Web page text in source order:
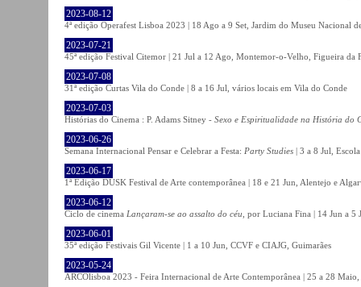
2023-08-12
4ª edição Operafest Lisboa 2023 | 18 Ago a 9 Set, Jardim do Museu Nacional
2023-07-21
45ª edição Festival Citemor | 21 Jul a 12 Ago, Montemor-o-Velho, Figueira da
2023-07-08
31ª edição Curtas Vila do Conde | 8 a 16 Jul, vários locais em Vila do Conde
2023-07-03
Histórias do Cinema : P. Adams Sitney - Sexo e Espiritualidade na História do
2023-06-26
Semana Internacional Pensar e Celebrar a Festa: Party Studies | 3 a 8 Jul,
2023-06-17
1ª Edição DUSK Festival de Arte contemporânea | 18 e 21 Jun, Alentejo e
2023-06-12
Ciclo de cinema Lançaram-se ao assalto do céu , por Luciana Fina | 14 Jun a 5
2023-06-01
35ª edição Festivais Gil Vicente | 1 a 10 Jun, CCVF e CIAJG, Guimarães
2023-05-24
ARCOlisboa 2023 - Feira Internacional de Arte Contemporânea | 25 a 28